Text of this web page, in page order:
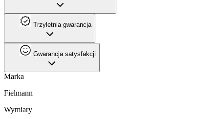
Trzyletnia gwarancja
Gwarancja satysfakcji
Marka
Fielmann
Wymiary